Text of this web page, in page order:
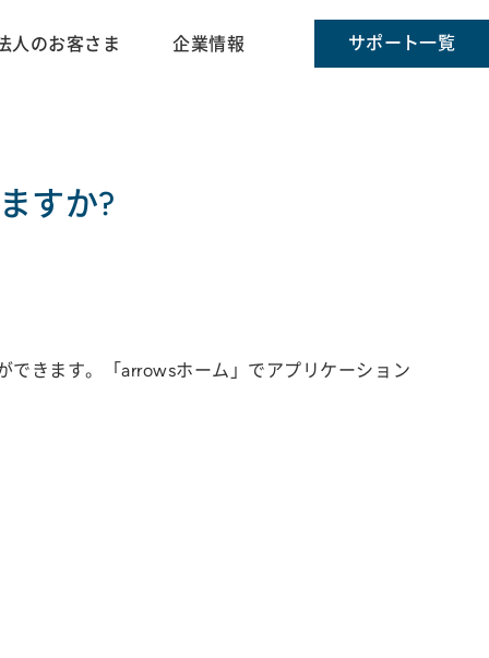
人のお客さま 企業情報 サポート一覧
すか?
きます。「arrowsホーム」でアプリケーション